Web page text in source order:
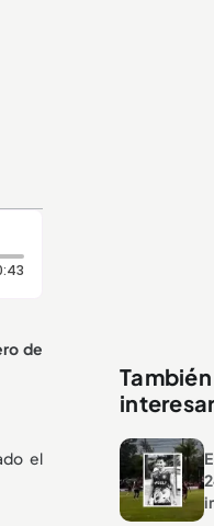
Duración: 43 segundos
de
el